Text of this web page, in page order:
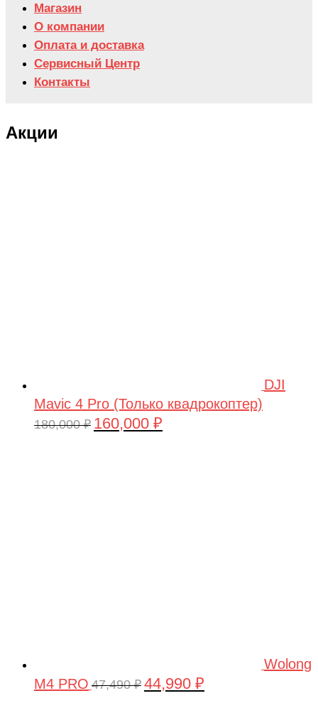
Магазин
О компании
Оплата и доставка
Сервисный Центр
Контакты
Акции
DJI
Mavic 4 Pro (Только квадрокоптер)
180,000₽ Первоначальная
160,000 ₽
Wolong
M4 PRO 47,490₽ Первоначальная
44,990 ₽